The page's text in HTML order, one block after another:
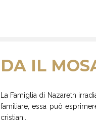
DA IL
La Famiglia di Nazareth
familiare, essa può
cristiani.